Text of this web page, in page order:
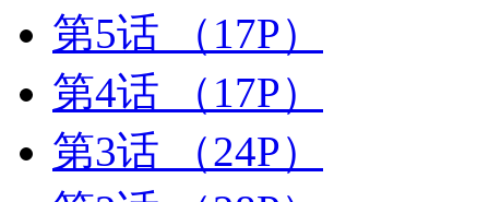
第5话
（17P）
第4话
（17P）
第3话
（24P）